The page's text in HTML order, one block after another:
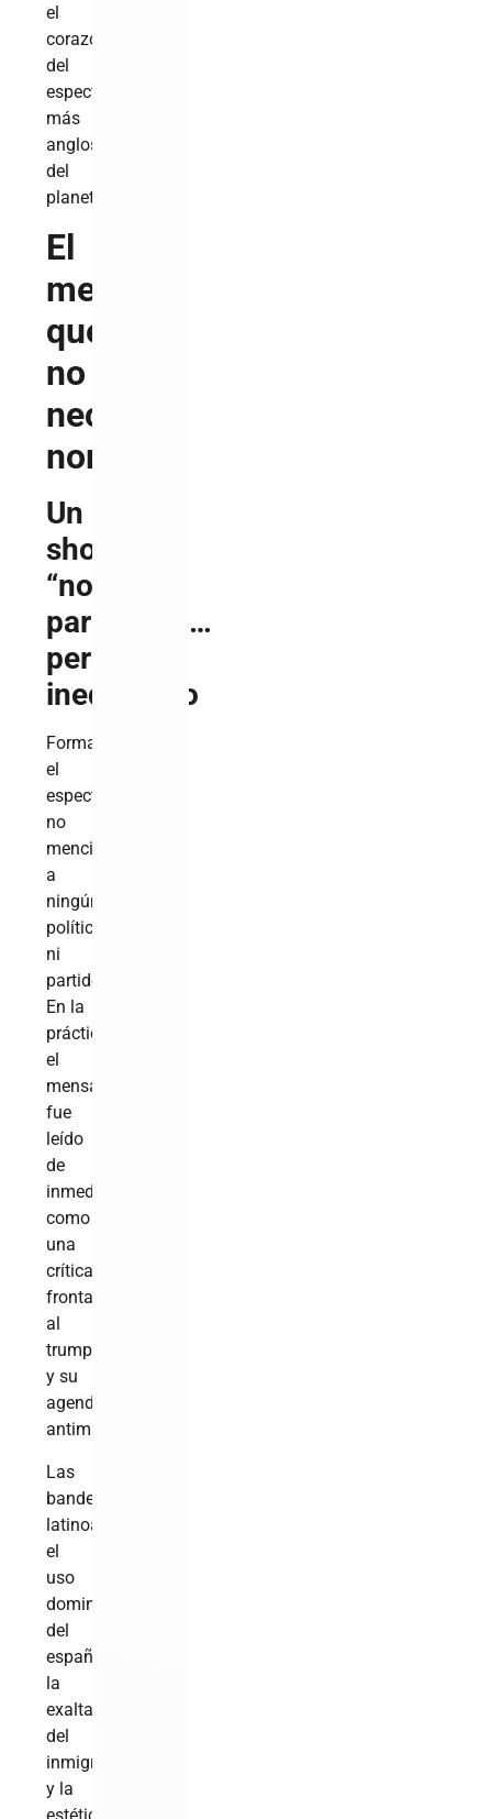
el
corazón
del
espectáculo
más
anglosajón
del
planeta.
El
mensaje
que
no
necesitó
nombres
Un
show
“no
partidista”…
pero
inequívoco
Formalmente,
el
espectáculo
no
mencionó
a
ningún
político
ni
partido.
En la
práctica,
el
mensaje
fue
leído
de
inmediato
como
una
crítica
frontal
al
trumpismo
y su
agenda
antimigrante.
Las
banderas
latinoamericanas,
el
uso
dominante
del
español,
la
exaltación
del
inmigrante
y la
estética